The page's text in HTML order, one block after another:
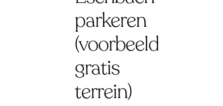
parkeren
(voorbeeld
gratis
terrein)